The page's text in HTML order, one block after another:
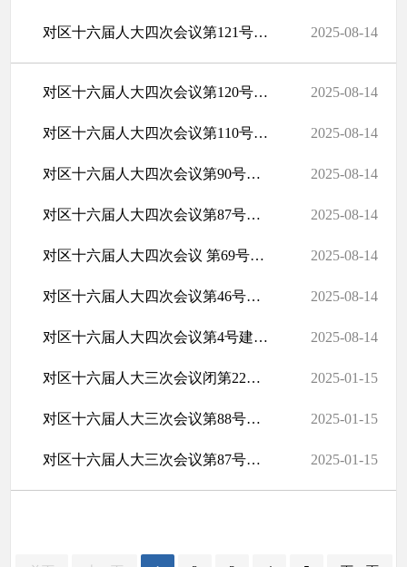
对区十六届人大四次会议第121号建议的答复 2025-08-14
对区十六届人大四次会议第120号建议的答复 2025-08-14
对区十六届人大四次会议第110号建议的答复 2025-08-14
对区十六届人大四次会议第90号建议的答复 2025-08-14
对区十六届人大四次会议第87号建议的答复 2025-08-14
对区十六届人大四次会议 第69号建议的答复 2025-08-14
对区十六届人大四次会议第46号建议的答复 2025-08-14
对区十六届人大四次会议第4号建议的答复 2025-08-14
对区十六届人大三次会议闭第22号代表建议的答复 2025-01-15
对区十六届人大三次会议第88号代表建议的答复 2025-01-15
对区十六届人大三次会议第87号代表建议的答复 2025-01-15